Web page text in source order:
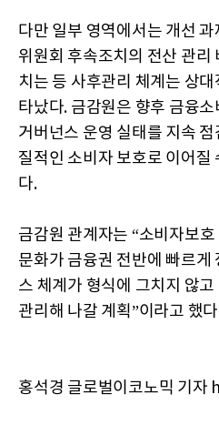
다만 일부 영역에서는 개선 과
위원회 후속조치의 전산 관리
치는 등 사후관리 체계는 상
타났다. 금감원은 향후 금융
거버넌스 운영 실태를 지속
질적인 소비자 보호로 이어질
다.
금감원 관계자는 “소비자보
문화가 금융권 전반에 빠르게
스 체계가 형식에 그치지 않
관리해 나갈 계획”이라고 했
홍석경 글로벌이코노믹 기